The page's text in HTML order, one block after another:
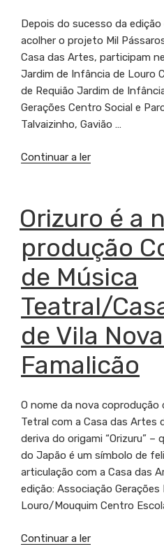
Depois do sucesso da
acolher o projeto Mil
Casa das Artes, participam
Jardim de Infância de Louro
de Requião Jardim de
Gerações Centro Social e
Talvaizinho, Gavião …
Continuar a ler“Famalicão
Pássaros”
EM
Orizuro é a
produção
de Música
Teatral/
de Vila
Famalicão
O nome da nova coprodução
Tetral com a Casa das Artes
deriva do origami “Orizuru” –
do Japão é um símbolo de
articulação com a Casa das
edição: Associação Gerações
Louro/Mouquim Centro
Continuar a ler“Orizuro